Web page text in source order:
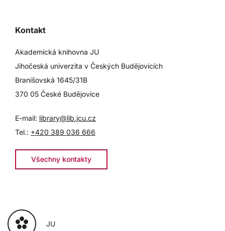
Kontakt
Akademická knihovna JU
Jihočeská univerzita v Českých Budějovicích
Branišovská 1645/31B
370 05 České Budějovice
E-mail: library@lib.jcu.cz
Tel.: +420 389 036 666
Všechny kontakty
JU